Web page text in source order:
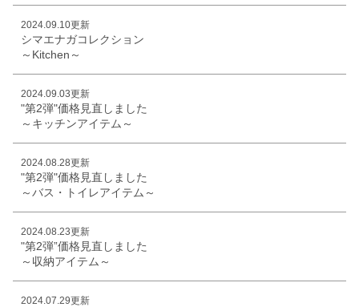
2024.09.10更新
シマエナガコレクション
～Kitchen～
2024.09.03更新
"第2弾"価格見直しました
～キッチンアイテム～
2024.08.28更新
"第2弾"価格見直しました
～バス・トイレアイテム～
2024.08.23更新
"第2弾”価格見直しました
～収納アイテム～
2024.07.29更新